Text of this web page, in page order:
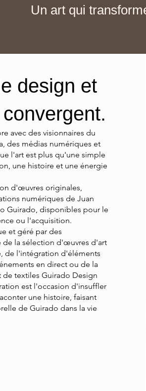
Un art qui
design et
avec des visionnaires du
des médias numériques et
l'art est plus qu'une simple
une histoire et une énergie
d'œuvres originales,
numériques de Juan
Guirado, disponibles pour le
ou l'acquisition.
et géré par des
de la sélection d'œuvres d'art
de l'intégration d'éléments
en direct ou de la
textiles Guirado Design
est l'occasion d'insuffler
une histoire, faisant
de Guirado dans la vie